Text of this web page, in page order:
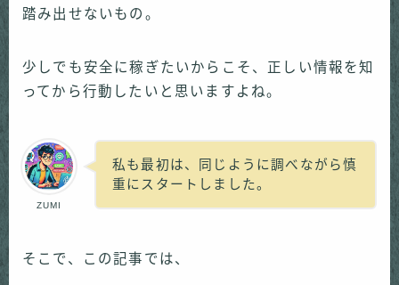
踏み出せないもの。
少しでも安全に稼ぎたいからこそ、正しい情報を知
ってから行動したいと思いますよね。
ZUMI
私も最初は、同じように調べながら慎
重にスタートしました。
そこで、この記事では、